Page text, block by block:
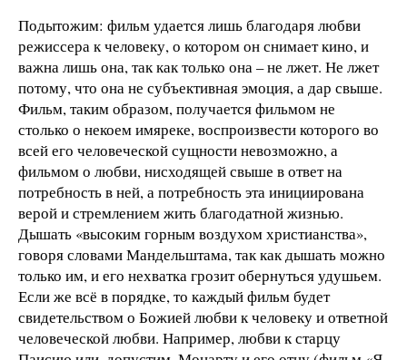
Подытожим: фильм удается лишь благодаря любви
режиссера к человеку, о котором он снимает кино, и
важна лишь она, так как только она – не лжет. Не лжет
потому, что она не субъективная эмоция, а дар свыше.
Фильм, таким образом, получается фильмом не
столько о некоем имяреке, воспроизвести которого во
всей его человеческой сущности невозможно, а
фильмом о любви, нисходящей свыше в ответ на
потребность в ней, а потребность эта инициирована
верой и стремлением жить благодатной жизнью.
Дышать «высоким горным воздухом христианства»,
говоря словами Мандельштама, так как дышать можно
только им, и его нехватка грозит обернуться удушьем.
Если же всё в порядке, то каждый фильм будет
свидетельством о Божией любви к человеку и ответной
человеческой любви. Например, любви к старцу